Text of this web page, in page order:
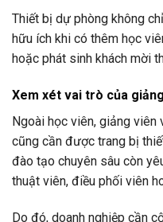
Thiết bị dự phòng không
hữu ích khi có thêm học
hoặc phát sinh khách mời
Xem xét vai trò của
Ngoài học viên, giảng
cũng cần được trang bị
đào tạo chuyên sâu còn
thuật viên, điều phối viên
Do đó, doanh nghiệp cần